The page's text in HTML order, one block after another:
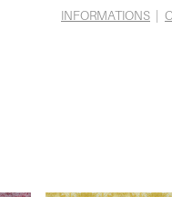
INFORMATIONS|